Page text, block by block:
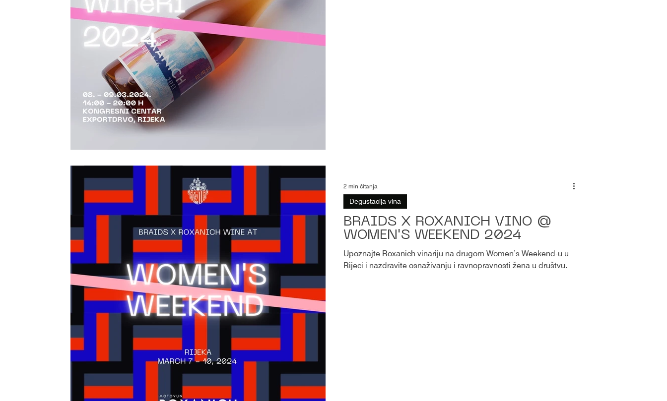
BRAIDS X ROXANICH VINO @
WOMEN'S WEEKEND 2024
Upoznajte Roxanich vinariju na drugom Women’s Weekend-u u
Rijeci i nazdravite osnaživanju i ravnopravnosti žena u društvu.
Degustacija vina
2 min čitanja